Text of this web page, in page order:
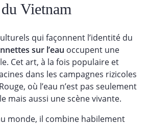
Vietnam
qui façonnent l’identité du
sur l’eau occupent une
Cet art, à la fois populaire et
dans les campagnes rizicoles
où l’eau n’est pas seulement
mais aussi une scène vivante.
monde, il combine habilement